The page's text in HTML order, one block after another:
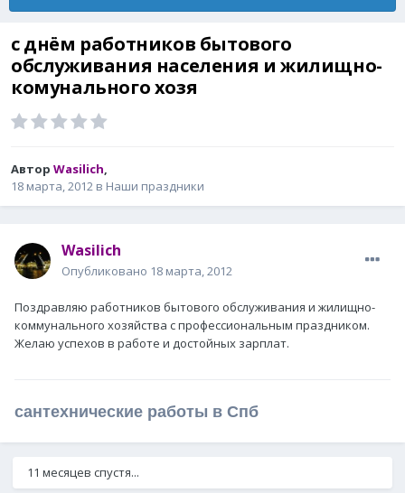
с днём работников бытового
обслуживания населения и жилищно-
комунального хозя
Автор Wasilich,
18 марта, 2012 в Наши праздники
Wasilich
Опубликовано 18 марта, 2012
Поздравляю работников бытового обслуживания и жилищно-
коммунального хозяйства с профессиональным праздником.
Желаю успехов в работе и достойных зарплат.
сантехнические работы в Спб
11 месяцев спустя...